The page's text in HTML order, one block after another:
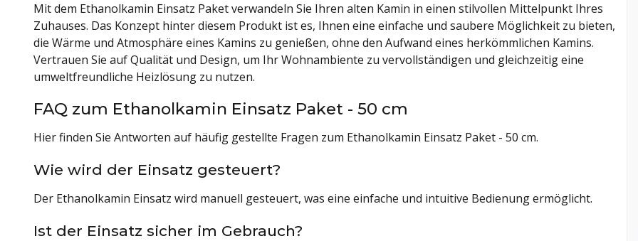
Mit dem Ethanolkamin Einsatz Paket verwandeln Sie Ihren alten Kamin in einen stilvollen Mittelpunkt Ihres
Zuhauses. Das Konzept hinter diesem Produkt ist es, Ihnen eine einfache und saubere Möglichkeit zu bieten,
die Wärme und Atmosphäre eines Kamins zu genießen, ohne den Aufwand eines herkömmlichen Kamins.
Vertrauen Sie auf Qualität und Design, um Ihr Wohnambiente zu vervollständigen und gleichzeitig eine
umweltfreundliche Heizlösung zu nutzen.
FAQ zum Ethanolkamin Einsatz Paket - 50 cm
Hier finden Sie Antworten auf häufig gestellte Fragen zum Ethanolkamin Einsatz Paket - 50 cm.
Wie wird der Einsatz gesteuert?
Der Ethanolkamin Einsatz wird manuell gesteuert, was eine einfache und intuitive Bedienung ermöglicht.
Ist der Einsatz sicher im Gebrauch?